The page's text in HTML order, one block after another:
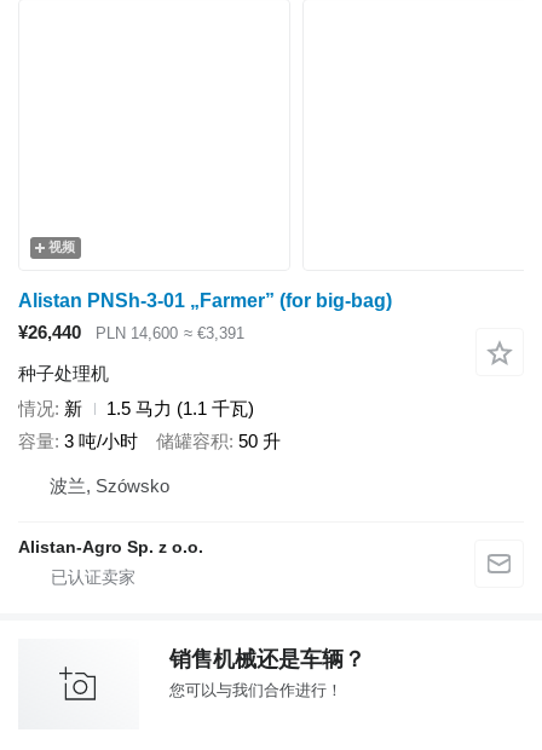
视频
Alistan PNSh-3-01 „Farmer” (for big-bag)
¥26,440
PLN 14,600 ≈ €3,391
种子处理机
情况 新
1.5 马力 (1.1 千瓦)
容量 3 吨/小时 储罐容积 50 升
波兰, Szówsko
Alistan-Agro Sp. z o.o.
销售机械还是车辆？
您可以与我们合作进行！